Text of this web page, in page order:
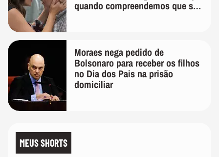
quando compreendemos que só
Moraes nega pedido de
Bolsonaro para receber os filhos
no Dia dos Pais na prisão
domiciliar
MEUS SHORTS